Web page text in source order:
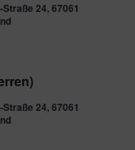
24, 67061
24, 67061